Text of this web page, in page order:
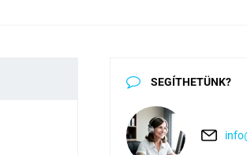
SEGÍTHETÜNK?